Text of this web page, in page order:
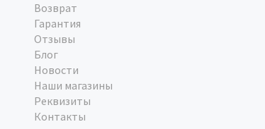
Возврат
Гарантия
Отзывы
Блог
Новости
Наши магазины
Реквизиты
Контакты